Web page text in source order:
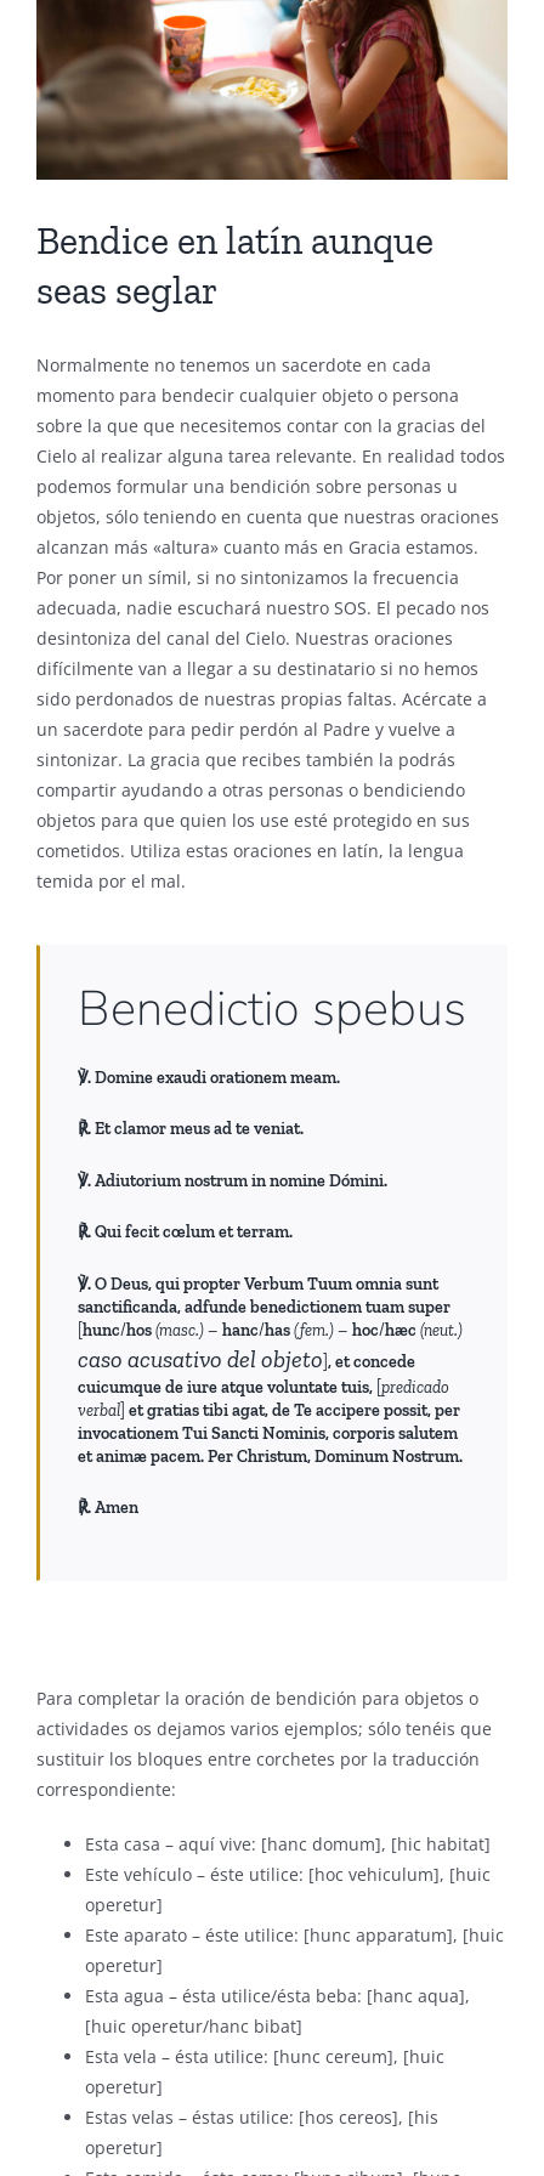
Bendice en latín aunque
seas seglar
Normalmente no tenemos un sacerdote en cada
momento para bendecir cualquier objeto o persona
sobre la que que necesitemos contar con la gracias del
Cielo al realizar alguna tarea relevante. En realidad todos
podemos formular una bendición sobre personas u
objetos, sólo teniendo en cuenta que nuestras oraciones
alcanzan más «altura» cuanto más en Gracia estamos.
Por poner un símil, si no sintonizamos la frecuencia
adecuada, nadie escuchará nuestro SOS. El pecado nos
desintoniza del canal del Cielo. Nuestras oraciones
difícilmente van a llegar a su destinatario si no hemos
sido perdonados de nuestras propias faltas. Acércate a
un sacerdote para pedir perdón al Padre y vuelve a
sintonizar. La gracia que recibes también la podrás
compartir ayudando a otras personas o bendiciendo
objetos para que quien los use esté protegido en sus
cometidos. Utiliza estas oraciones en latín, la lengua
temida por el mal.
Benedictio spebus
℣. Domine exaudi orationem meam.
℟. Et clamor meus ad te veniat.
℣. Adiutorium nostrum in nomine Dómini.
℟. Qui fecit cœlum et terram.
℣. O Deus, qui propter Verbum Tuum omnia sunt
sanctificanda, adfunde benedictionem tuam super
hunc/hos(masc.) – hanc/has(fem.) – hoc/hæc (neut.)
caso acusativo del objeto , et concede
cuicumque de iure atque voluntate tuis, predicado
verbal et gratias tibi agat, de Te accipere possit, per
invocationem Tui Sancti Nominis, corporis salutem
et animæ pacem. Per Christum, Dominum Nostrum.
℟. Amen
Para completar la oración de bendición para objetos o
actividades os dejamos varios ejemplos; sólo tenéis que
sustituir los bloques entre corchetes por la traducción
correspondiente:
Esta casa – aquí vive: [hanc domum], [hic habitat]
Este vehículo – éste utilice: [hoc vehiculum], [huic
operetur]
Este aparato – éste utilice: [hunc apparatum], [huic
operetur]
Esta agua – ésta utilice/ésta beba: [hanc aqua],
[huic operetur/hanc bibat]
Esta vela – ésta utilice: [hunc cereum], [huic
operetur]
Estas velas – éstas utilice: [hos cereos], [his
operetur]